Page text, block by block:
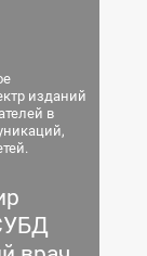
изданий
в